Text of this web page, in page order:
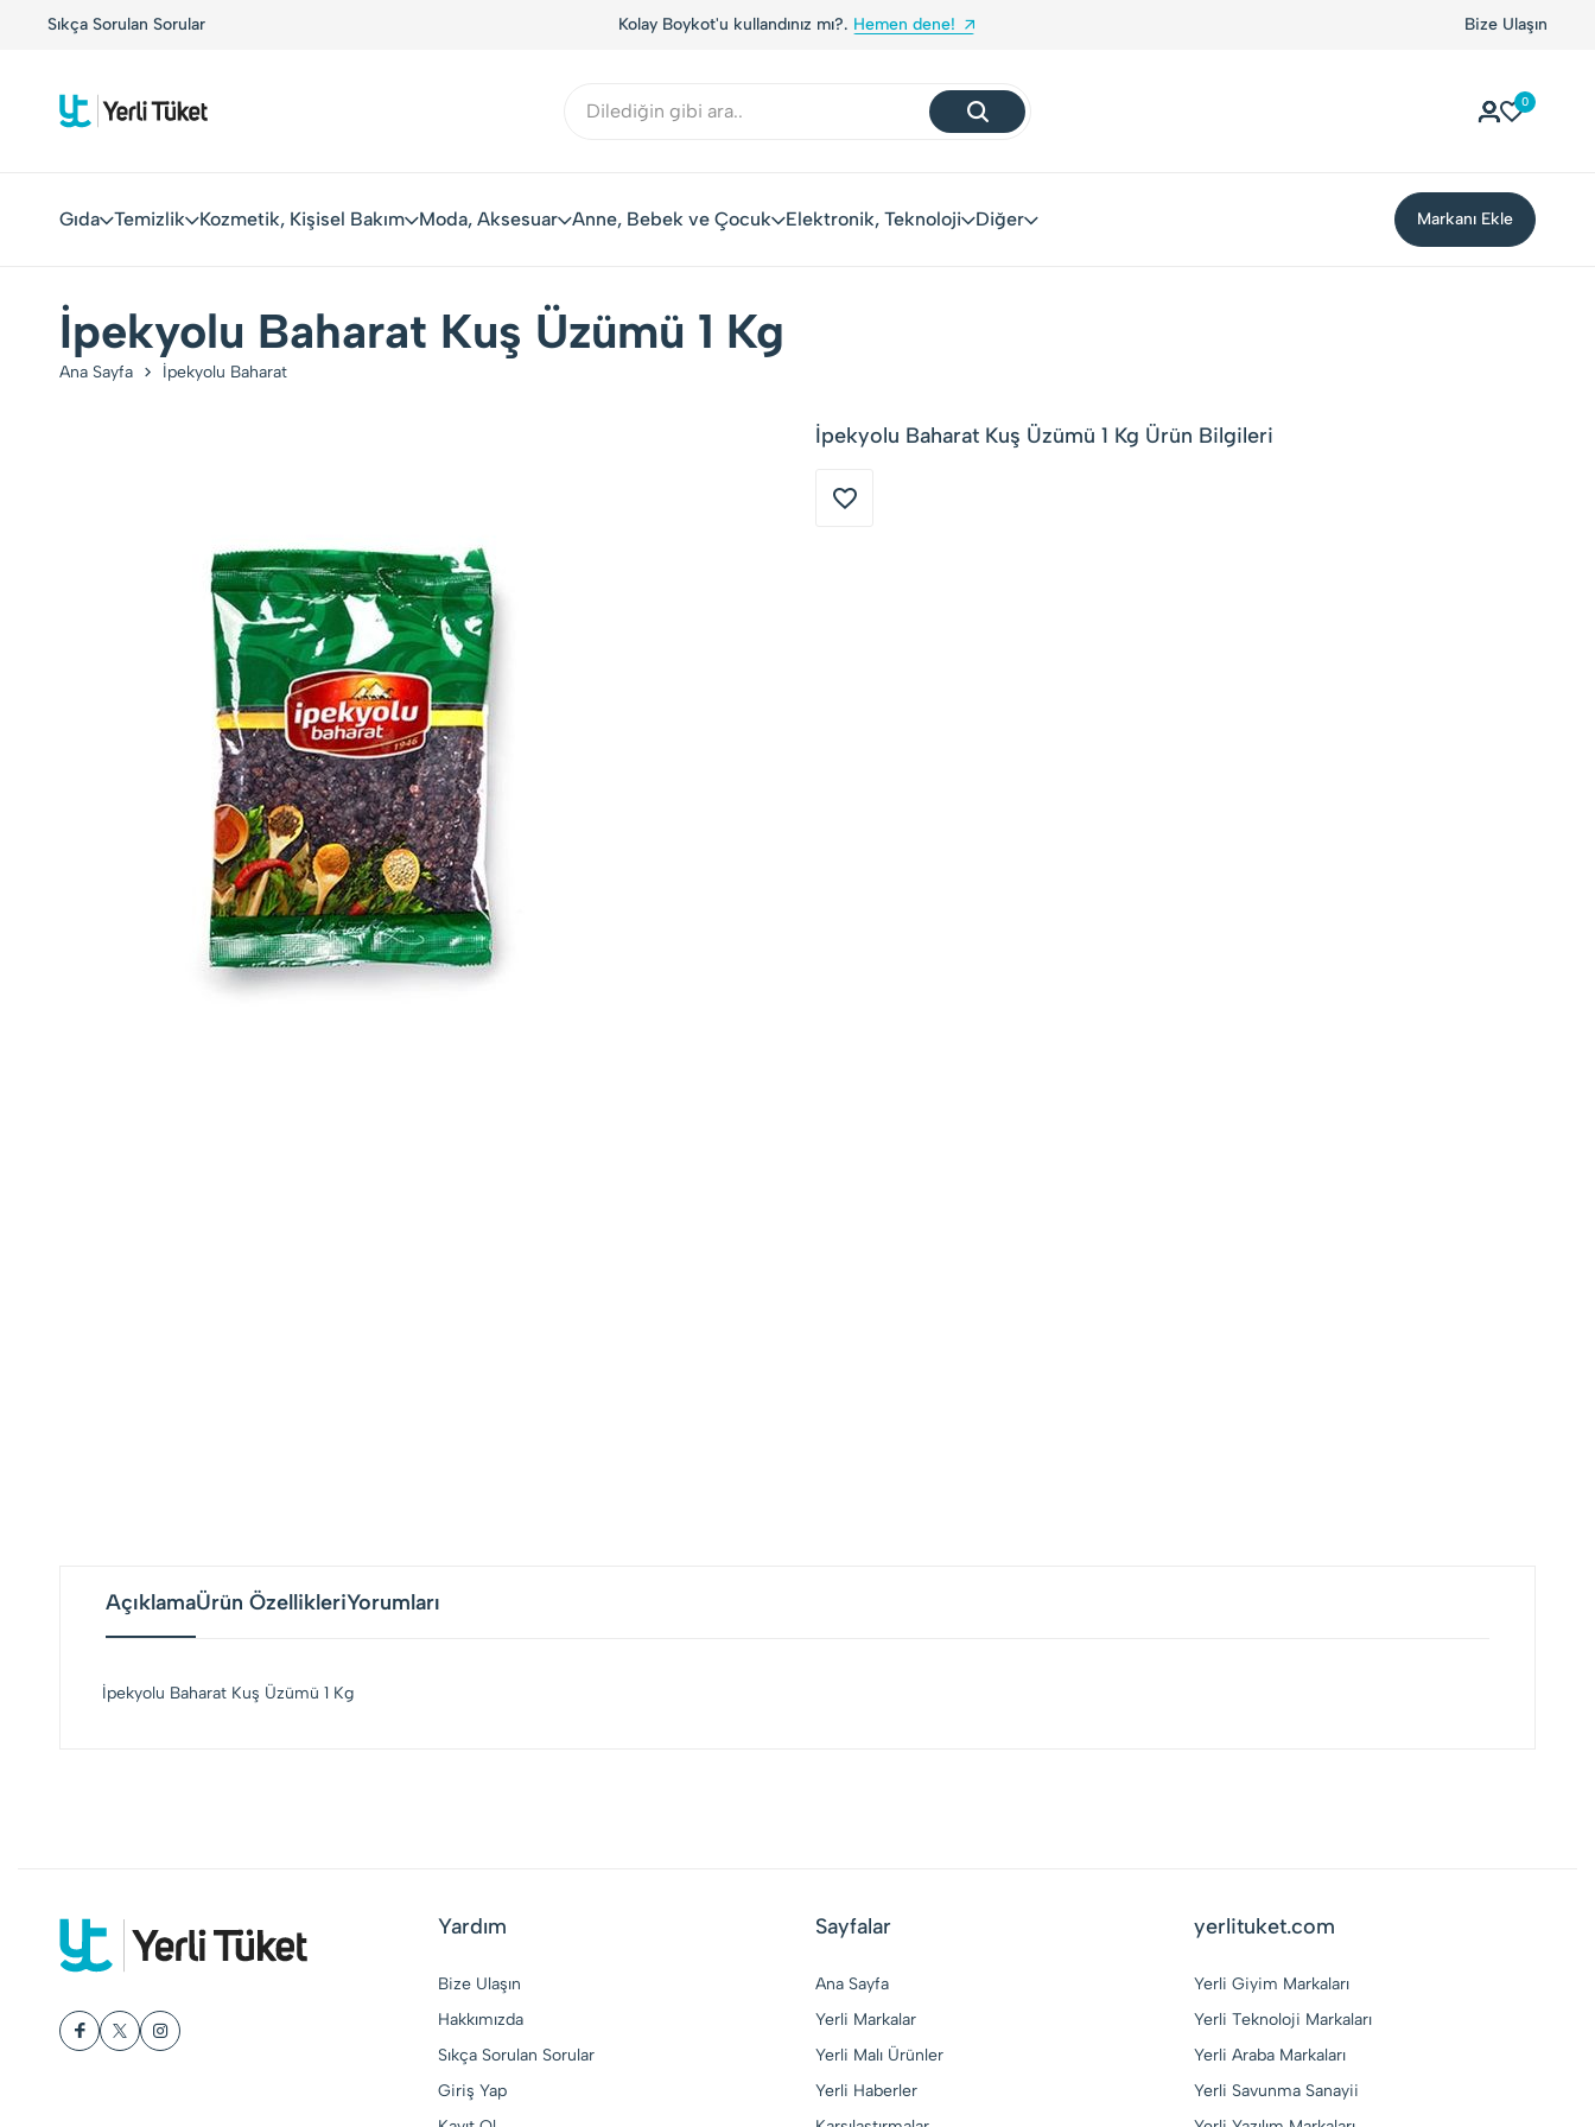
Sıkça Sorulan SorularYerli Tüketiciler, Yerli Markalarla Buluşuyor! Kolay Boykot'u kullandınız mı?. Hemen dene! Bize Ulaşın
0
Gıda Temizlik Kozmetik, Kişisel Bakım Moda, Aksesuar Anne, Bebek ve Çocuk Elektronik, Teknoloji Diğer Markanı Ekle
İpekyolu Baharat Kuş Üzümü 1 Kg
Ana Sayfa İpekyolu Baharat
İpekyolu Baharat Kuş Üzümü 1 Kg Ürün Bilgileri
AçıklamaÜrün ÖzellikleriYorumları
İpekyolu Baharat Kuş Üzümü 1 Kg
Yardım
Bize Ulaşın
Hakkımızda
Sıkça Sorulan Sorular
Giriş Yap
Sayfalar
Ana Sayfa
Yerli Markalar
Yerli Malı Ürünler
Yerli Haberler
yerlituket.com
Yerli Giyim Markaları
Yerli Teknoloji Markaları
Yerli Araba Markaları
Yerli Savunma Sanayii